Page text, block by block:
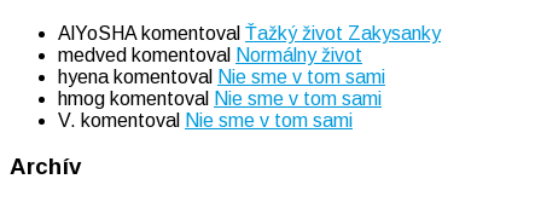
AlYoSHAkomentoval Ťažký život Zakysanky
medved komentoval Normálny život
hyena komentoval Nie sme v tom sami
hmog komentoval Nie sme v tom sami
V. komentoval Nie sme v tom sami
Archív